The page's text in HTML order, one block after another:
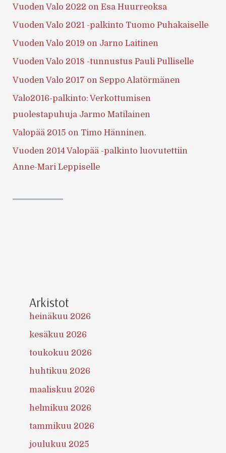
Vuoden Valo 2022 on Esa Huurreoksa
Vuoden Valo 2021 -palkinto Tuomo Puhakaiselle
Vuoden Valo 2019 on Jarno Laitinen
Vuoden Valo 2018 -tunnustus Pauli Pulliselle
Vuoden Valo 2017 on Seppo Alatörmänen
Valo2016-palkinto: Verkottumisen
puolestapuhuja Jarmo Matilainen
Valopää 2015 on Timo Hänninen.
Vuoden 2014 Valopää -palkinto luovutettiin
Anne-Mari Leppiselle
Arkistot
heinäkuu 2026
kesäkuu 2026
toukokuu 2026
huhtikuu 2026
maaliskuu 2026
helmikuu 2026
tammikuu 2026
joulukuu 2025